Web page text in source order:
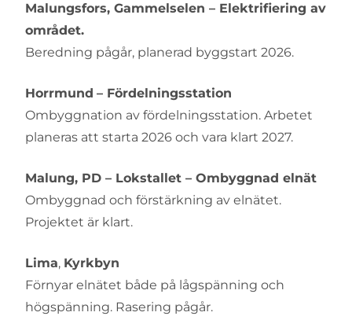
Malungsfors, Gammelselen – Elektrifiering av
området.
Beredning pågår, planerad byggstart 2026.
Horrmund – Fördelningsstation
Ombyggnation av fördelningsstation. Arbetet
planeras att starta 2026 och vara klart 2027.
Malung, PD – Lokstallet – Ombyggnad elnät
Ombyggnad och förstärkning av elnätet.
Projektet är klart.
Lima, Kyrkbyn
Förnyar elnätet både på lågspänning och
högspänning. Rasering pågår.